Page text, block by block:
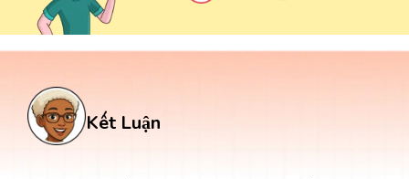
Kết Luận